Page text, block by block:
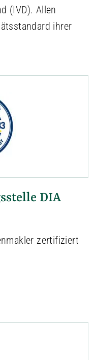
(IVD). Allen
ihrer
DIA
zertifiziert